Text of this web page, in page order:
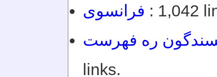
فرانسوی : 1,042
ره فهرست
links.